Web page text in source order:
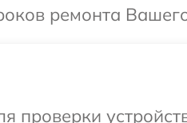
ремонта
проверки